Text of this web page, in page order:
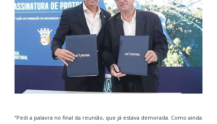
“Pedi a palavra no final da reunião, que já estava demorada. Como ainda